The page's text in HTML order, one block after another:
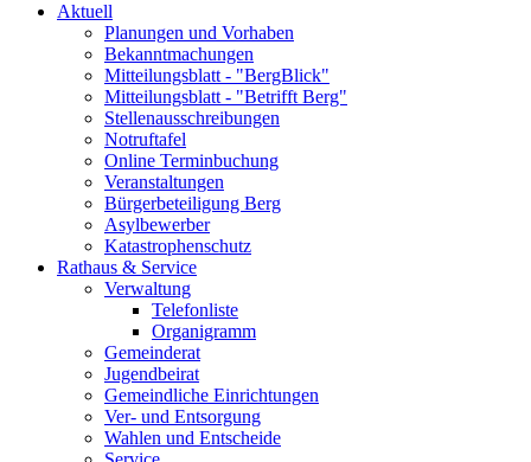
Aktuell
Planungen und Vorhaben
Bekanntmachungen
Mitteilungsblatt - "BergBlick"
Mitteilungsblatt - "Betrifft Berg"
Stellenausschreibungen
Notruftafel
Online Terminbuchung
Veranstaltungen
Bürgerbeteiligung Berg
Asylbewerber
Katastrophenschutz
Rathaus & Service
Verwaltung
Telefonliste
Organigramm
Gemeinderat
Jugendbeirat
Gemeindliche Einrichtungen
Ver- und Entsorgung
Wahlen und Entscheide